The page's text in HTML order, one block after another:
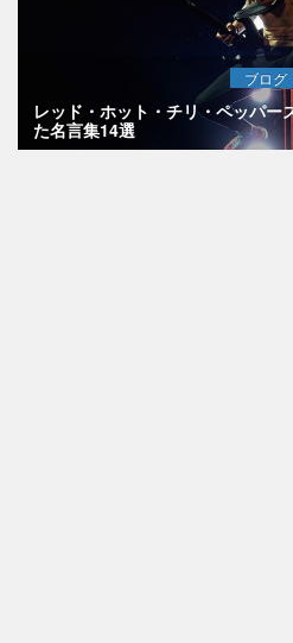
ブログ
レッド・ホット・チリ・ペッパー
た名言集14選